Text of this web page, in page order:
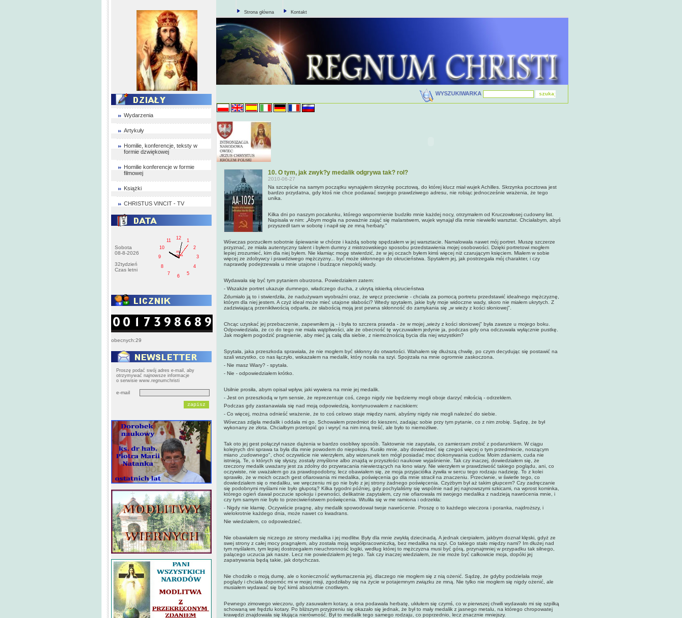
Wydarzenia
Artykuły
Homilie, konferencje, teksty w
formie dzwiękowej
Homilie konferencje w formie
filmowej
Książki
CHRISTUS VINCIT - TV
Sobota
08-8-2026
32tydzień
Czas letni
1
2
3
4
5
6
7
8
9
10
11
12
AM
sobota
obecnych:29
Proszę podać swój adres e-mail, aby
otrzymywać najnowsze informacje
o serwisie www.regnumchristi
e-mail
Strona główna Kontakt
WYSZUKIWARKA
10. O tym, jak zwyk?y medalik odgrywa tak? rol?
2010-06-27
Na szczęście na samym początku wynająłem skrzynkę pocztową, do której klucz miał wujek Achilles. Skrzynka pocztowa jest
bardzo przydatna, gdy ktoś nie chce podawać swojego prawdziwego adresu, nie robiąc jednocześnie wrażenia, że tego
unika.
Kilka dni po naszym pocałunku, którego wspomnienie budziło mnie każdej nocy, otrzymałem od Kruczowłosej cudowny list.
Napisała w nim: „Abym mogła na poważnie zająć się malarstwem, wujek wynajął dla mnie niewielki warsztat. Chciałabym, abyś
przyszedł tam w sobotę i napił się ze mną herbaty."
Wówczas porzuciłem sobotnie śpiewanie w chórze i każdą sobotę spędzałem w jej warsztacie. Namalowała nawet mój portret. Muszę szczerze
przyznać, ze miała autentyczny talent i byłem dumny z mistrzowskiego sposobu przedstawienia mojej osobowości. Dzięki portretowi mogłem
lepiej zrozumieć, kim dla niej byłem. Nie kłamiąc mogę stwierdzić, że w jej oczach byłem kimś więcej niż czarującym księciem. Miałem w sobie
więcej ze zdobywcy i prawdziwego mężczyzny... być może skłonnego do okrucieństwa. Spytałem jej, jak postrzegała mój charakter, i czy
naprawdę podejrzewała u mnie utajone i budzące niepokój wady.
Wydawała się być tym pytaniem oburzona. Powiedziałem zatem:
- Wszakże portret ukazuje dumnego, władczego ducha, z ukrytą iskierką okrucieństwa
Zdumiało ją to i stwierdziła, że nadużywam wyobraźni oraz, że wręcz przeciwnie - chciała za pomocą portretu przedstawić idealnego mężczyznę,
którym dla niej jestem. A czyż ideał może mieć utajone słabości? Wtedy spytałem, jakie były moje widoczne wady, skoro nie miałem ukrytych. Z
zadziwiającą przenikliwością odparła, że słabością moją jest pewna skłonność do zamykania się „w wieży z kości słoniowej".
Chcąc uzyskać jej przebaczenie, zapewniłem ją - i była to szczera prawda - że w mojej „wieży z kości słoniowej" była zawsze u mojego boku.
Odpowiedziała, że co do tego nie miała wątpliwości, ale że obecność tę wyczuwałem jedynie ja, podczas gdy ona odczuwała wyłącznie pustkę.
Jak mogłem pogodzić pragnienie, aby mieć ją całą dla siebie, z niemożnością bycia dla niej wszystkim?
Spytała, jaka przeszkoda sprawiała, że nie mogłem być skłonny do otwartości. Wahałem się dłuższą chwilę, po czym decydując się postawić na
szali wszystko, co nas łączyło, wskazałem na medalik, który nosiła na szyi. Spojrzała na mnie ogromnie zaskoczona.
- Nie masz Wiary? - spytała.
- Nie - odpowiedziałem krótko.
Usilnie prosiła, abym opisał wpływ, jaki wywiera na mnie jej medalik.
- Jest on przeszkodą w tym sensie, że reprezentuje coś, czego nigdy nie będziemy mogli oboje darzyć miłością - odrzekłem.
Podczas gdy zastanawiała się nad moją odpowiedzią, kontynuowałem z naciskiem:
- Co więcej, można odnieść wrażenie, że to coś celowo staje między nami, abyśmy nigdy nie mogli należeć do siebie.
Wówczas zdjęła medalik i oddała mi go. Schowałem przedmiot do kieszeni, zadając sobie przy tym pytanie, co z nim zrobię. Sądzę, że był
wykonany ze złota. Chciałbym przetopić go i wyryć na nim inną treść, ale było to niemożliwe.
Tak oto jej gest połączył nasze dążenia w bardzo osobliwy sposób. Taktownie nie zapytała, co zamierzam zrobić z podarunkiem. W ciągu
kolejnych dni sprawa ta była dla mnie powodem do niepokoju. Kusiło mnie, aby dowiedzieć się czegoś więcej o tym przedmiocie, noszącym
miano „cudownego", choć oczywiście nie wierzyłem, aby wizerunek ten mógł posiadać moc dokonywania cudów. Moim zdaniem, cuda nie
istnieją. Te, o których się słyszy, zostały zmyślone albo znajdą w przyszłości naukowe wyjaśnienie. Tak czy inaczej, dowiedziałem się, że
rzeczony medalik uważany jest za zdolny do przywracania niewierzących na łono wiary. Nie wierzyłem w prawdziwość takiego poglądu, ani, co
oczywiste, nie uważałem go za prawdopodobny, lecz obawiałem się, ze moja przyjaciółka żywiła w sercu tego rodzaju nadzieję. To z kolei
sprawiło, że w moich oczach gest ofiarowania mi medalika, poświęcenia go dla mnie stracił na znaczeniu. Przeciwnie, w świetle tego, co
dowiedziałem się o medaliku, we wręczeniu mi go nie było z jej strony żadnego poświęcenia. Czyżbym był aż takim głupcem? Czy zadręczanie
się podobnymi myślami nie było głupotą? Kilka tygodni później, gdy pochylaliśmy się wspólnie nad jej najnowszymi szkicami, na wprost kominka,
którego ogień dawał poczucie spokoju i pewności, delikatnie zapytałem, czy nie ofiarowała mi swojego medalika z nadzieją nawrócenia mnie, i
czy tym samym nie było to przeciwieństwem poświęcenia. Wtuliła się w me ramiona i odrzekła:
- Nigdy nie kłamię. Oczywiście pragnę, aby medalik spowodował twoje nawrócenie. Proszę o to każdego wieczora i poranka, najdroższy, i
wielokrotnie każdego dnia, może nawet co kwadrans.
Nie wiedziałem, co odpowiedzieć.
Nie obawiałem się niczego ze strony medalika i jej modlitw. Były dla mnie zwykłą dziecinadą. A jednak cierpiałem, jakbym doznał klęski, gdyż ze
swej strony z całej mocy pragnąłem, aby została moją współpracowniczką, bez medalika na szyi. Co takiego stało między nami? Im dłużej nad
tym myślałem, tym lepiej dostrzegałem nieuchronność logiki, według której to mężczyzna musi być górą, przynajmniej w przypadku tak silnego,
palącego uczucia jak nasze. Lecz nie powiedziałem jej tego. Tak czy inaczej wiedziałem, że nie może być całkowicie moja, dopóki jej
zapatrywania będą takie, jak dotychczas.
Nie chodziło o moją dumę, ale o konieczność wytłumaczenia jej, dlaczego nie mogłem się z nią ożenić. Sądzę, że gdyby podzielała moje
poglądy i chciała dopomóc mi w mojej misji, zgodziłaby się na życie w potajemnym związku ze mną. Nie tylko nie mogłem się nigdy ożenić, ale
musiałem wydawać się być kimś absolutnie cnotliwym.
Pewnego zimowego wieczoru, gdy zasuwałem kotary, a ona podawała herbatę, ukłułem się czymś, co w pierwszej chwili wydawało mi się szpilką
schowaną we frędzlu kotary. Po bliższym przyjrzeniu się okazało się jednak, że był to mały medalik z jasnego metalu, na którego chropowatej
krawędzi znajdowała się kłująca nierówność. Był to medalik tego samego rodzaju, co poprzednio, lecz znacznie mniejszy.